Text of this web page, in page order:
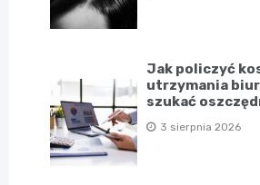
Jak policzyć
utrzymania
szukać
3 sierpnia 2026